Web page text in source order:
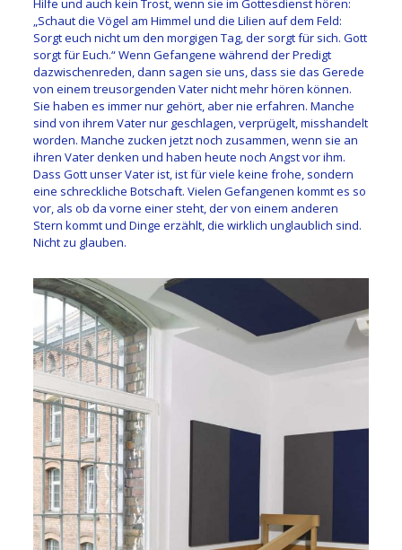
„Schaut die Vögel am Himmel und die Lilien auf dem Feld:
Sorgt euch nicht um den morgigen Tag, der sorgt für sich. Gott
sorgt für Euch.“ Wenn Gefangene während der Predigt
dazwischenreden, dann sagen sie uns, dass sie das Gerede
von einem treusorgenden Vater nicht mehr hören können.
Sie haben es immer nur gehört, aber nie erfahren. Manche
sind von ihrem Vater nur geschlagen, verprügelt, misshandelt
worden. Manche zucken jetzt noch zusammen, wenn sie an
ihren Vater denken und haben heute noch Angst vor ihm.
Dass Gott unser Vater ist, ist für viele keine frohe, sondern
eine schreckliche Botschaft. Vielen Gefangenen kommt es so
vor, als ob da vorne einer steht, der von einem anderen
Stern kommt und Dinge erzählt, die wirklich unglaublich sind.
Nicht zu glauben.